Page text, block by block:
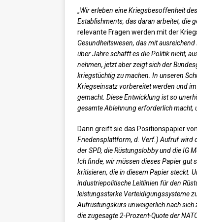
„Wir erleben eine Kriegsbesoffenheit
Establishments, das daran arbeitet, die
relevante Fragen werden mit der
Gesundheitswesen, das mit
über Jahre schafft es die Politik nicht,
nehmen, jetzt aber zeigt sich der
kriegstüchtig zu machen. In unseren
Kriegseinsatz vorbereitet werden und
gemacht. Diese Entwicklung ist so
gesamte Ablehnung erforderlich macht,
Dann greift sie das Positionspapier
Friedensplattform, d. Verf.) Aufruf wird
der SPD, die Rüstungslobby und die IG
Ich finde, wir müssen dieses Papier gut
kritisieren, die in diesem Papier steckt.
industriepolitische Leitlinien für den
leistungsstarke Verteidigungssysteme
Aufrüstungskurs unweigerlich nach sich
die zugesagte 2-Prozent-Quote der